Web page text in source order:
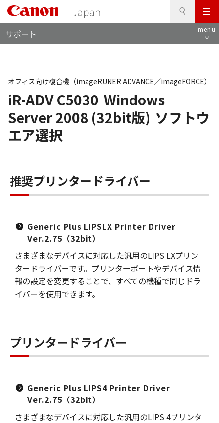
メ
ニ
ュ
サポート menu
iR-ADV C5030 Windows
Server 2008 (32bit版) ソフトウ
エア選択
オフィス向け複合機（imageRUNER ADVANCE／imageFORCE）
推奨プリンタードライバー
Generic Plus LIPSLX Printer Driver
Ver.2.75（32bit）
さまざまなデバイスに対応した汎用のLIPS LXプリン
タードライバーです。プリンターポートやデバイス情
報の設定を変更することで、すべての機種で同じドラ
イバーを使用できます。
プリンタードライバー
Generic Plus LIPS4 Printer Driver
Ver.2.75（32bit）
さまざまなデバイスに対応した汎用のLIPS 4プリンタ